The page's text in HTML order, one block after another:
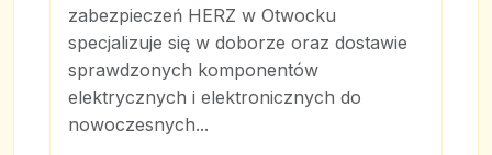
zabezpieczeń HERZ w Otwocku
specjalizuje się w doborze oraz dostawie
sprawdzonych komponentów
elektrycznych i elektronicznych do
nowoczesnych...